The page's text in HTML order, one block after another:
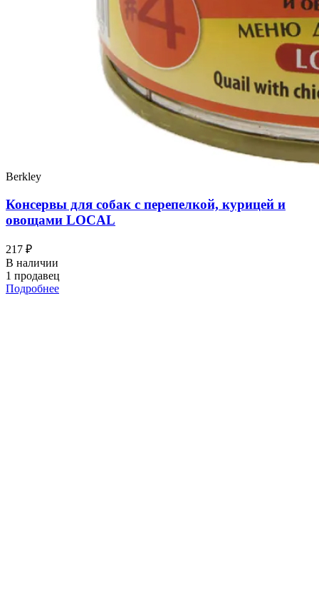
Berkley
Консервы для собак с перепелкой, курицей и
овощами LOCAL
217 ₽
В наличии
1 продавец
Подробнее